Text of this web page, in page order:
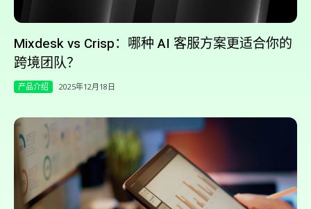
Mixdesk vs Crisp：哪种 AI 客服方案更适合你的
跨境团队？
产品介绍 2025年12月18日